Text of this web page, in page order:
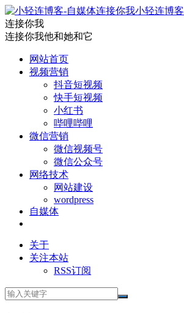
小轻连博客
连接你我
连接你我他和她和它
网站首页
视频营销
抖音短视频
快手短视频
小红书
哔哩哔哩
微信营销
微信视频号
微信公众号
网络技术
网站建设
wordpress
自媒体
关于
关注本站
RSS订阅